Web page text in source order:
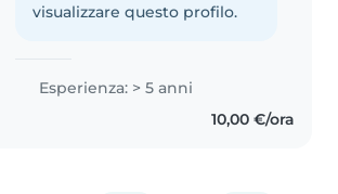
visualizzare questo profilo.
Esperienza: > 5 anni
10,00 €/ora